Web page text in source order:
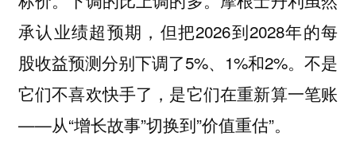
承认业绩超预期，但把2026到2028年的每
股收益预测分别下调了5%、1%和2%。不是
它们不喜欢快手了，是它们在重新算一笔账
——从“增长故事”切换到”价值重估”。